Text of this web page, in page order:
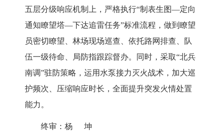
五层分级响应机制上，严格执行“制表生图—定向
通知瞭望塔—下达追雷任务”标准流程，做到瞭望
员密切瞭望、林场现场巡查、依托路网排查、队
伍一级待命、局防指跟踪督办。同时，采取“北兵
南调”驻防策略，运用水泵接力灭火战术，加大巡
护频次、压缩响应时长，全面提升突发火情处置
能力。
终审： 杨坤